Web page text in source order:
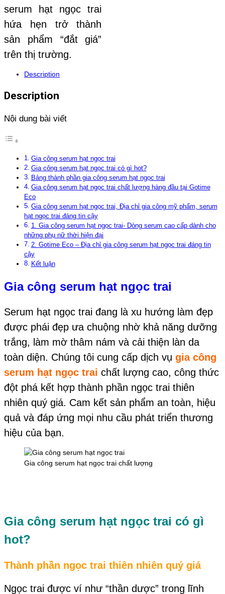
serum hạt ngọc trai
hứa hẹn trở thành
sản phẩm “đắt giá”
trên thị trường.
Description
Description
Nội dung bài viết
Gia công serum hạt ngọc trai
Gia công serum hạt ngọc trai có gì hot?
Bảng thành phần gia công serum hạt ngọc trai
Gia công serum hạt ngọc trai chất lượng hàng đầu tại Gotime
Eco
Gia công serum hạt ngọc trai, Địa chỉ gia công mỹ phẩm, serum
hạt ngọc trai đáng tin cậy
1. Gia công serum hạt ngọc trai- Dòng serum cao cấp dành cho
những phụ nữ thời hiện đại
2. Gotime Eco – Địa chỉ gia công serum hạt ngọc trai đáng tin
cậy
Kết luận
Gia công serum hạt ngọc trai
Serum hạt ngọc trai đang là xu hướng làm đẹp
được phái đẹp ưa chuộng nhờ khả năng dưỡng
trắng, làm mờ thâm nám và cải thiện làn da
toàn diện. Chúng tôi cung cấp dịch vụ gia công
serum hạt ngọc trai chất lượng cao, công thức
đột phá kết hợp thành phần ngọc trai thiên
nhiên quý giá. Cam kết sản phẩm an toàn, hiệu
quả và đáp ứng mọi nhu cầu phát triển thương
hiệu của bạn.
Gia công serum hạt ngọc trai chất lượng
Gia công serum hạt ngọc trai có gì
hot?
Thành phần ngọc trai thiên nhiên quý giá
Ngọc trai được ví như “thần dược” trong lĩnh